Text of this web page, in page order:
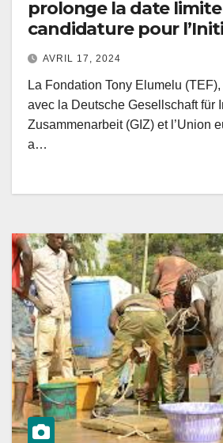
prolonge la date
candidature pour
WE4A, visant à
femmes
Sénégal et du
AVRIL 17, 2024
La Fondation Tony Elumelu
avec la Deutsche Gesellschaft für
Zusammenarbeit (GIZ) et l’Union
a…